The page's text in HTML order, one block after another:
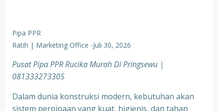
Pipa PPR
Ratih | Marketing Office -Juli 30, 2026
Pusat Pipa PPR Rucika Murah Di Pringsewu |
081333273305
Dalam dunia konstruksi modern, kebutuhan akan
sistem perpipaan yang kuat, higienis, dan tahan